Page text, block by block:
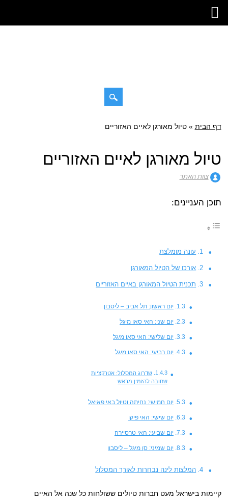
תפריט ראשי
דילוג
דף הבית »טיול מאורגן לאיים האזוריים
טיול מאורגן לאיים האזוריים
צוות האתר
תוכן העניינים:
עונה מומלצת
אורכו של הטיול המאורגן
תכנית הטיול המאורגן באיים האזוריים
יום ראשון: תל אביב – ליסבון
יום שני: האי סאו מיגל
יום שלישי: האי סאו מיגל
יום רביעי: האי סאו מיגל
שדרוג המסלול: אטרקציות
שחובה להזמין מראש
יום חמישי: נחיתה וטיול באי פאיאל
יום שישי: האי פיקו
יום שביעי: האי טרסיירה
יום שמיני: סן מיגל – ליסבון
המלצות לינה נבחרות לאורך המסלול
קיימות בישראל מעט חברות טיולים ששולחות כל שנה אל האיים